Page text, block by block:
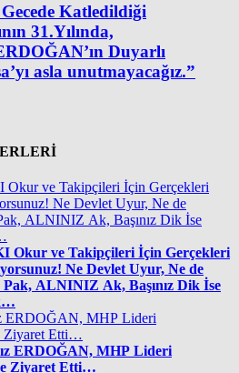
Katledildiği
31.Yılında,
Duyarlı
asla unutmayacağız.”
Okur ve Takipçileri İçin Gerçekleri
Pak, ALNINIZ Ak, Başınız Dik İse
ERDOĞAN, MHP Lideri
Ziyaret Etti…